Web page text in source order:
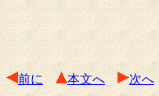
前に 本文へ 次へ